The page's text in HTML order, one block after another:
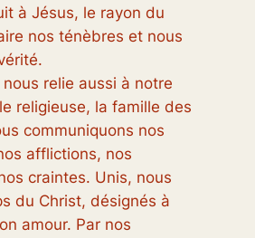
à Jésus, le rayon du
nos ténèbres et nous
relie aussi à notre
religieuse, la famille des
communiquons nos
afflictions, nos
craintes. Unis, nous
du Christ, désignés à
amour. Par nos